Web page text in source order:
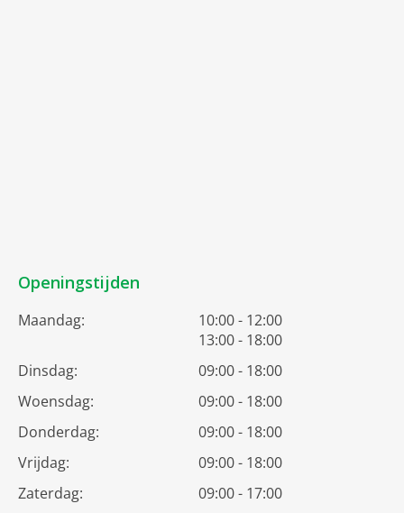
Openingstijden
Maandag:
10:00 - 12:00
13:00 - 18:00
Dinsdag:
09:00 - 18:00
Woensdag:
09:00 - 18:00
Donderdag:
09:00 - 18:00
Vrijdag:
09:00 - 18:00
Zaterdag:
09:00 - 17:00